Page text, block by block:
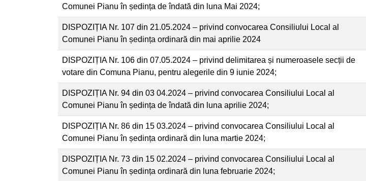
Comunei Pianu în ședința de îndată din luna Mai 2024;
DISPOZIȚIA Nr. 107 din 21.05.2024 – privind convocarea Consiliului Local al
Comunei Pianu în ședința ordinară din mai aprilie 2024
DISPOZIȚIA Nr. 106 din 07.05.2024 – privind delimitarea și numeroasele secții de
votare din Comuna Pianu, pentru alegerile din 9 iunie 2024;
DISPOZIȚIA Nr. 94 din 03 04.2024 – privind convocarea Consiliului Local al
Comunei Pianu în ședința de îndată din luna aprilie 2024;
DISPOZIȚIA Nr. 86 din 15 03.2024 – privind convocarea Consiliului Local al
Comunei Pianu în ședința ordinară din luna martie 2024;
DISPOZIȚIA Nr. 73 din 15 02.2024 – privind convocarea Consiliului Local al
Comunei Pianu în ședința ordinară din luna februarie 2024;